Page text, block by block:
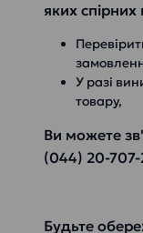
яких спірних
У разі
товару,
Ви можете
(044) 20-
Будьте